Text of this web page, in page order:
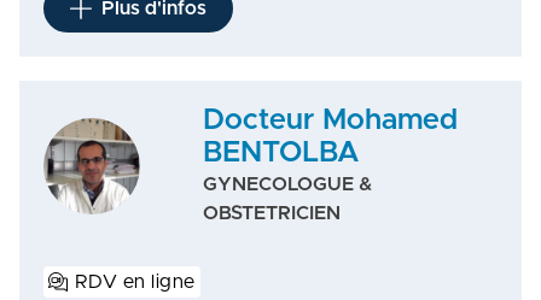
Plus d'infos
Docteur Mohamed
BENTOLBA
GYNECOLOGUE &
OBSTETRICIEN
RDV en ligne